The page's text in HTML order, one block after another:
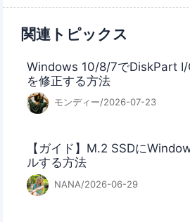
関連トピックス
Windows 10/8/7でDiskPart I/
を修正する方法
モンディー/2026-07-23
【ガイド】M.2 SSDに
ルする方法
NANA/2026-06-29